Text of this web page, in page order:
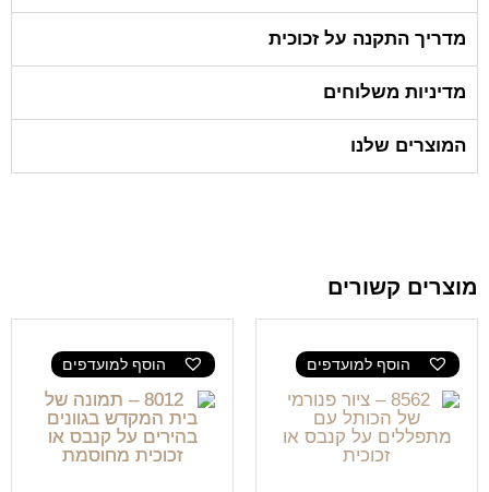
מדריך התקנה על זכוכית
מדיניות משלוחים
המוצרים שלנו
מוצרים קשורים
הוסף למועדפים הוסף למועדפים